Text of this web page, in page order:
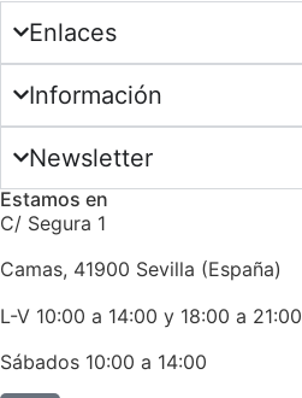
Enlaces
Información
Newsletter
Estamos en
C/ Segura 1
Camas, 41900 Sevilla (España)
L-V 10:00 a 14:00 y 18:00 a 21:00
Sábados 10:00 a 14:00